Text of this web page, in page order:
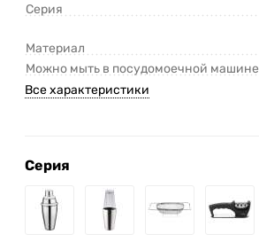
Серия
Материал
Можно мыть в посудомоечной машине
Все характеристики
Серия